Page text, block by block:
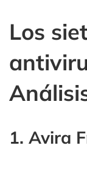
Los
1. Avira